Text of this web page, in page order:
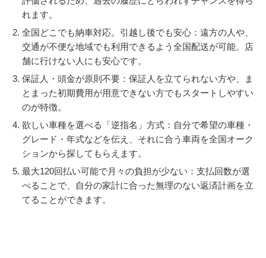
れます。
全国どこでも納車対応。引越し後でも安心：遠方の人や、
交通が不便な地域でも利用できるよう全国配送が可能。店
舗に行けない人にも安心です。
保証人・頭金が原則不要：保証人を立てられない方や、ま
とまった初期費用が用意できない方でもスタートしやすい
のが特徴。
欲しい車種を選べる「逆指名」方式：自分で希望の車種・
グレード・年式などを伝え、それに合う車両を全国オーク
ションから探してもらえます。
最大120回払い可能で月々の負担が少ない：支払回数が選
べることで、自分の家計に合った無理のない返済計画を立
てることができます。